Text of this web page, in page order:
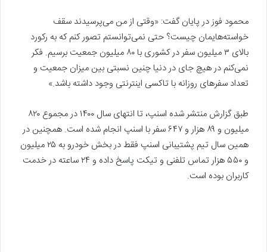
محمود فوز در پایان گفت: «وقتی از من می‌پرسیدند سقف
خواسته‌هایمان چیست؟ حتی نمی‌توانستم تصور کنم که به رکورد
بالای ۳ میلیون سفر در کشوری با ۸۰ میلیون جمعیت برسیم. فکر
نمی‌کنم در هیچ جای در دنیا چنین نسبتی بین میزان جمعیت و
تعداد سفرهای روزانه با تاکسی اینترنتی وجود داشته باشد.»
طبق گزارش منتشر شده اسنپ، تا انتهای سال ۱۴۰۰ در مجموع ۸۲۰
میلیون و ۸۹ هزار و ۶۴۷ سفر با اسنپ انجام شده است. همچنین در
همین سال تیم پشتیبانی اسنپ فقط در بخش خودرو به ۲۵ میلیون
و ۵۵۰ هزار تماس تلفنی و تیکت پاسخ داده و ۲۴ ساعته در خدمت
کاربران بوده است.